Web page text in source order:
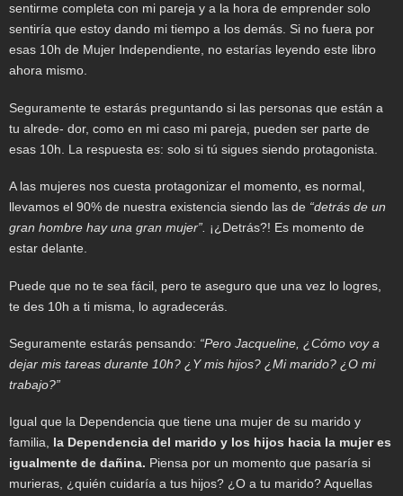
sentirme completa con mi pareja y a la hora de emprender solo
sentiría que estoy dando mi tiempo a los demás. Si no fuera por
esas 10h de Mujer Independiente, no estarías leyendo este libro
ahora mismo.
Seguramente te estarás preguntando si las personas que están a
tu alrede- dor, como en mi caso mi pareja, pueden ser parte de
esas 10h. La respuesta es: solo si tú sigues siendo protagonista.
A las mujeres nos cuesta protagonizar el momento, es normal,
llevamos el 90% de nuestra existencia siendo las de “detrás de un
gran hombre hay una gran mujer”. ¡¿Detrás?! Es momento de
estar delante.
Puede que no te sea fácil, pero te aseguro que una vez lo logres,
te des 10h a ti misma, lo agradecerás.
Seguramente estarás pensando: “Pero Jacqueline, ¿Cómo voy a
dejar mis tareas durante 10h? ¿Y mis hijos? ¿Mi marido? ¿O mi
trabajo?”
Igual que la Dependencia que tiene una mujer de su marido y
familia, la Dependencia del marido y los hijos hacia la mujer es
igualmente de dañina. Piensa por un momento que pasaría si
murieras, ¿quién cuidaría a tus hijos? ¿O a tu marido? Aquellas